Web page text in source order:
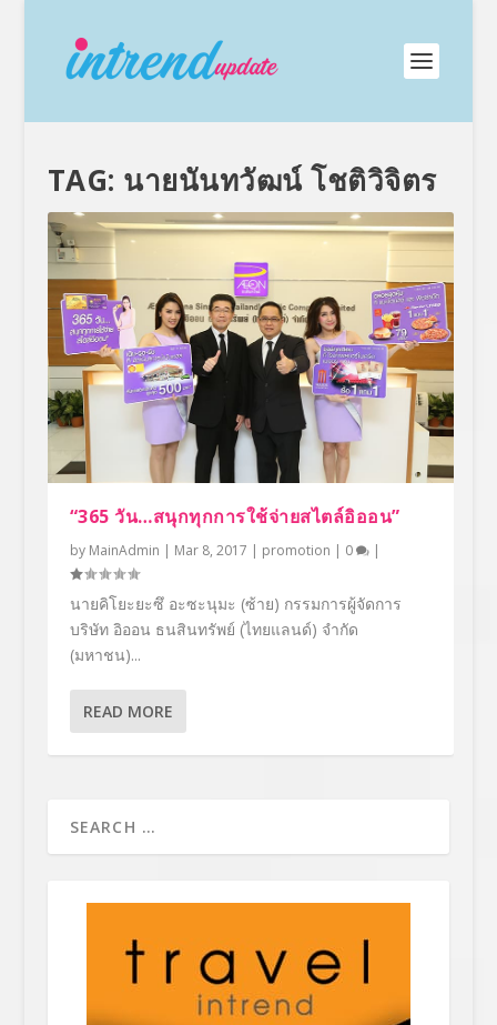
TAG: นายนันทวัฒน์ โชติวิจิตร
“365 วัน…สนุกทุกการใช้จ่ายสไตล์อิออน”
by MainAdmin | Mar 8, 2017 | promotion | 0 |
นายคิโยะยะซึ อะซะนุมะ (ซ้าย) กรรมการผู้จัดการ
บริษัท อิออน ธนสินทรัพย์ (ไทยแลนด์) จำกัด
(มหาชน)...
READ MORE